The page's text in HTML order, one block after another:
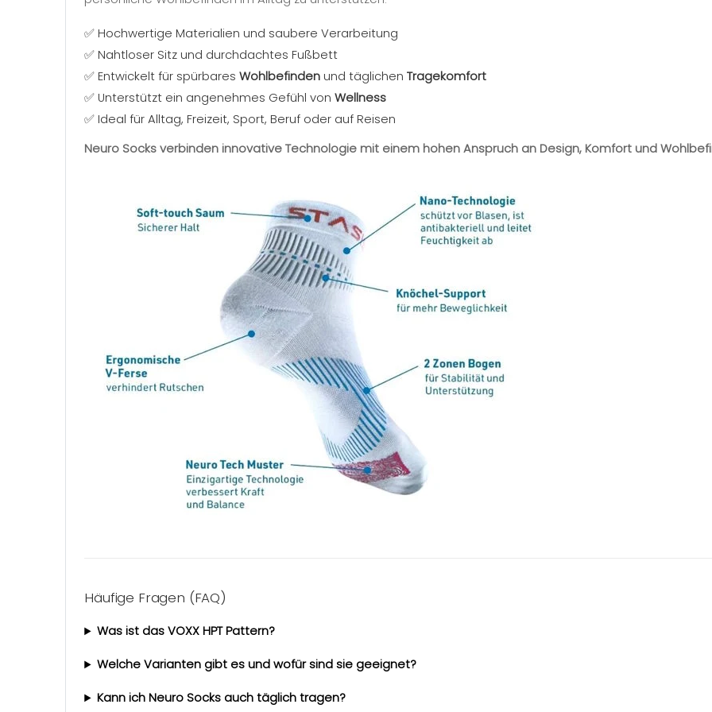
✅ Hochwertige Materialien und saubere Verarbeitung
✅ Nahtloser Sitz und durchdachtes Fußbett
✅ Entwickelt für spürbaresWohlbefinden und täglichenTragekomfort
✅ Unterstützt ein angenehmes Gefühl vonWellness
✅ Ideal für Alltag, Freizeit, Sport, Beruf oder auf Reisen
Neuro Socks verbinden innovative Technologie mit einem hohen Anspruch an Design, Komfort und
Häufige Fragen (FAQ)
Was ist das VOXX HPT Pattern?
Welche Varianten gibt es und wofür sind sie geeignet?
Kann ich Neuro Socks auch täglich tragen?